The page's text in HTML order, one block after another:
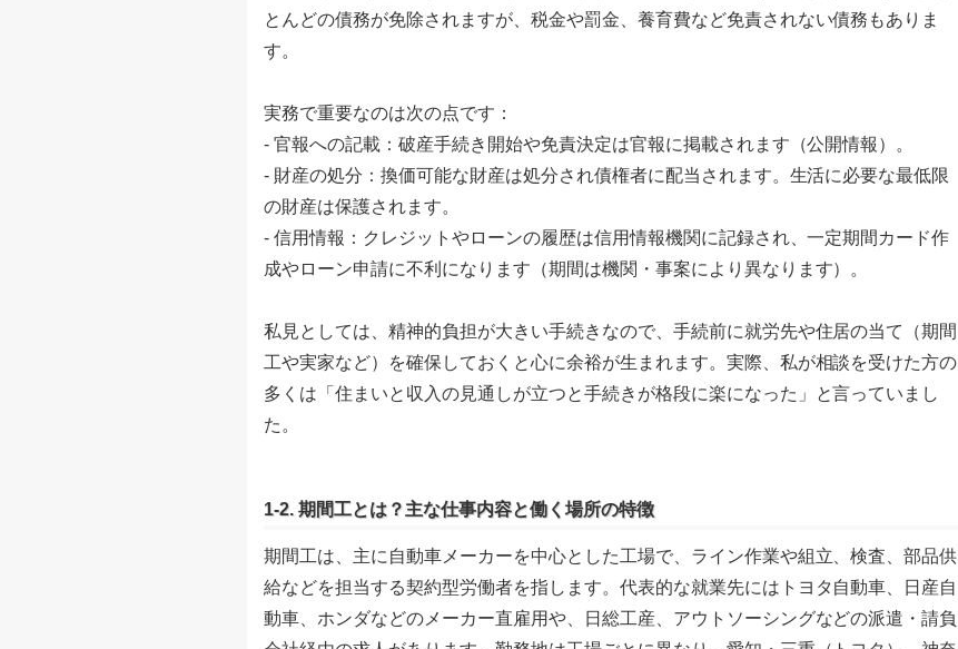
とんどの債務が免除されますが、税金や罰金、養育費など免責されない債務もありま
す。
実務で重要なのは次の点です：
- 官報への記載：破産手続き開始や免責決定は官報に掲載されます（公開情報）。
- 財産の処分：換価可能な財産は処分され債権者に配当されます。生活に必要な最低限
の財産は保護されます。
- 信用情報：クレジットやローンの履歴は信用情報機関に記録され、一定期間カード作
成やローン申請に不利になります（期間は機関・事案により異なります）。
私見としては、精神的負担が大きい手続きなので、手続前に就労先や住居の当て（期間
工や実家など）を確保しておくと心に余裕が生まれます。実際、私が相談を受けた方の
多くは「住まいと収入の見通しが立つと手続きが格段に楽になった」と言っていまし
た。
1-2. 期間工とは？主な仕事内容と働く場所の特徴
期間工は、主に自動車メーカーを中心とした工場で、ライン作業や組立、検査、部品供
給などを担当する契約型労働者を指します。代表的な就業先にはトヨタ自動車、日産自
動車、ホンダなどのメーカー直雇用や、日総工産、アウトソーシングなどの派遣・請負